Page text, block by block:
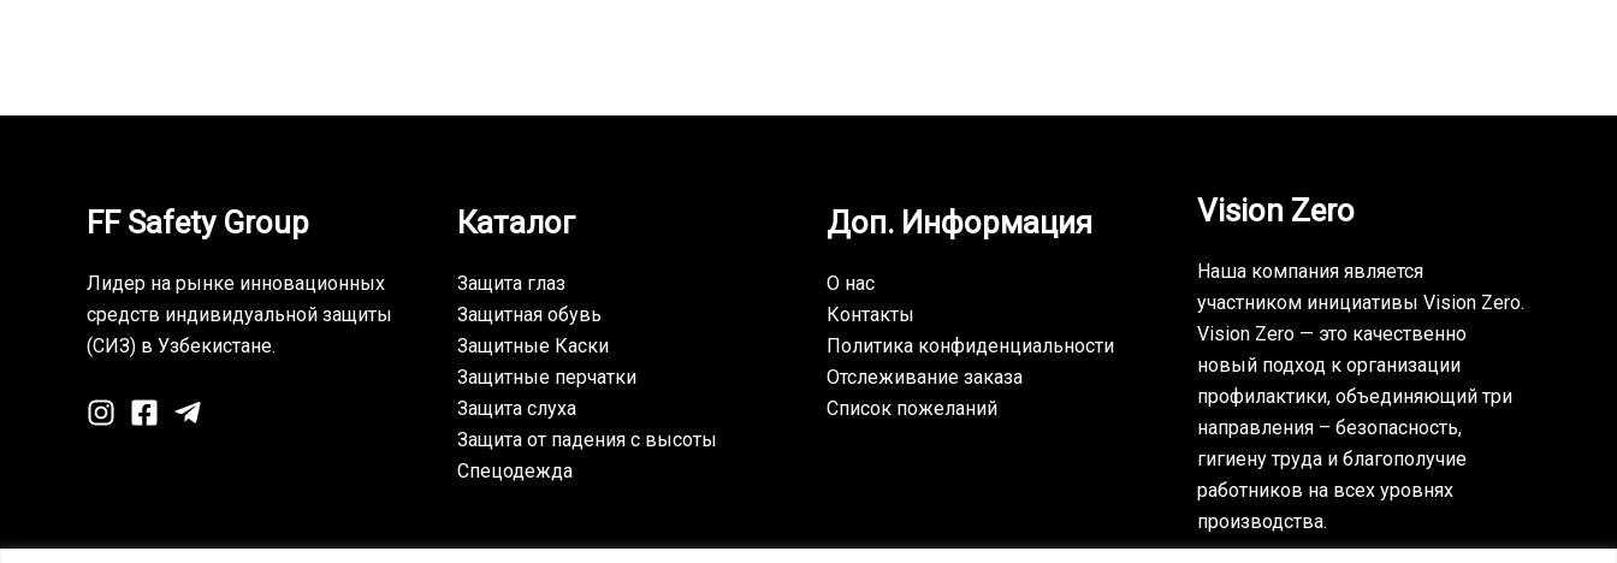
FF Safety Group
Лидер на рынке инновационных
средств индивидуальной защиты
(СИЗ) в Узбекистане.
Каталог
Защита глаз
Защитная обувь
Защитные Каски
Защитные перчатки
Защита слуха
Защита от падения с высоты
Спецодежда
Доп. Информация
О нас
Контакты
Политика конфиденциальности
Отслеживание заказа
Список пожеланий
Vision Zero
Наша компания является
участником инициативы Vision Zero.
Vision Zero — это качественно
новый подход к организации
профилактики, объединяющий три
направления – безопасность,
гигиену труда и благополучие
работников на всех уровнях
производства.